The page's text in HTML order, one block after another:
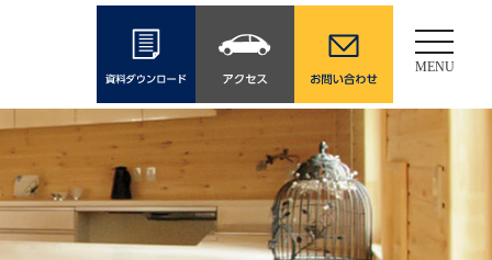
Toggle
MENU